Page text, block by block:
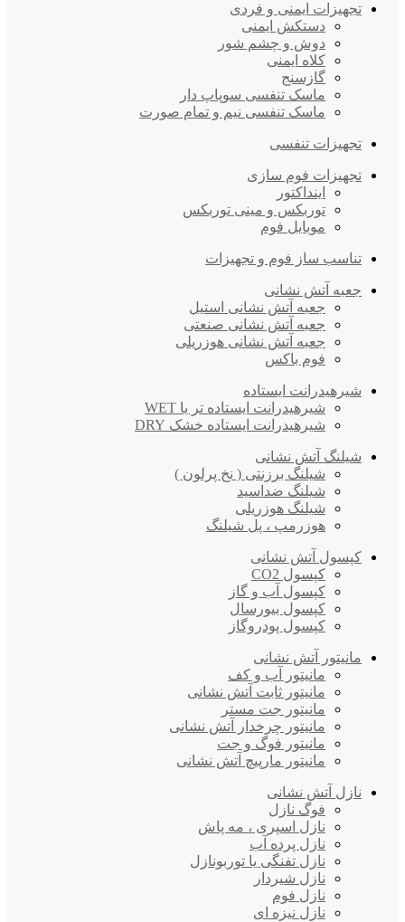
تجهیزات ایمنی و فردی
دستکش ایمنی
دوش و چشم شور
کلاه ایمنی
گازسنج
ماسک تنفسی سوپاپ دار
ماسک تنفسی نیم و تمام صورت
تجهیزات تنفسی
تجهیزات فوم سازی
اینداکتور
توربکس و مینی توربکس
موبایل فوم
تناسب ساز فوم و تجهیزات
جعبه آتش نشانی
جعبه آتش نشانی استیل
جعبه آتش نشانی صنعتی
جعبه آتش نشانی هوزریلی
فوم باکس
شیرهیدرانت ایستاده
شیرهیدرانت ایستاده تر یا WET
شیرهیدرانت ایستاده خشک DRY
شیلنگ آتش نشانی
شیلنگ برزنتی ( نخ پرلون )
شیلنگ ضداسید
شیلنگ هوزریلی
هوزرمپ ، پل شیلنگ
کپسول آتش نشانی
کپسول CO2
کپسول آب و گاز
کپسول بیورسال
کپسول پودروگاز
مانیتور آتش نشانی
مانیتور آب و کف
مانیتور ثابت آتش نشانی
مانیتور جت مستر
مانیتور چرخدار آتش نشانی
مانیتور فوگ و جت
مانیتور مارپیچ آتش نشانی
نازل آتش نشانی
فوگ نازل
نازل اسپری ، مه پاش
نازل پرده آب
نازل تفنگی یا توربونازل
نازل شیردار
نازل فوم
نازل نیزه ای